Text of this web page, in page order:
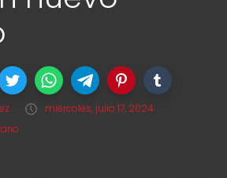
miércoles, julio 17, 2024